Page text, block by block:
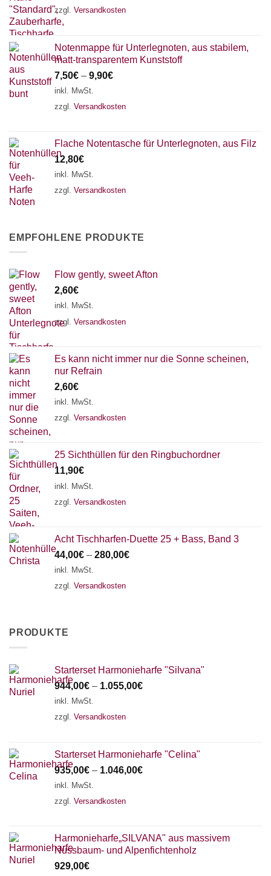
zzgl. Versandkosten
Notenmappe für Unterlegnoten, aus stabilem,
matt-transparentem Kunststoff
7,50€ – 9,90€
inkl. MwSt.
zzgl. Versandkosten
Flache Notentasche für Unterlegnoten, aus Filz
12,80€
inkl. MwSt.
zzgl. Versandkosten
EMPFOHLENE PRODUKTE
Flow gently, sweet Afton
2,60€
inkl. MwSt.
zzgl. Versandkosten
Es kann nicht immer nur die Sonne scheinen,
nur Refrain
2,60€
inkl. MwSt.
zzgl. Versandkosten
25 Sichthüllen für den Ringbuchordner
11,90€
inkl. MwSt.
zzgl. Versandkosten
Acht Tischharfen-Duette 25 + Bass, Band 3
44,00€ – 280,00€
inkl. MwSt.
zzgl. Versandkosten
PRODUKTE
Starterset Harmonieharfe "Silvana"
944,00€ – 1.055,00€
inkl. MwSt.
zzgl. Versandkosten
Starterset Harmonieharfe "Celina"
935,00€ – 1.046,00€
inkl. MwSt.
zzgl. Versandkosten
Harmonieharfe„SILVANA" aus massivem
Nussbaum- und Alpenfichtenholz
929,00€